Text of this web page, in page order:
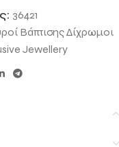
36421
Βάπτισης Δίχρωμοι
Jewellery